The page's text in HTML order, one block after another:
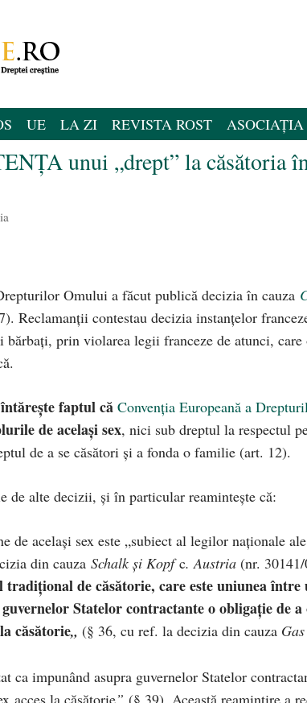
UE LA ZI REVISTA ROST ASOCIAȚIA
unui „drept” la căsătoria
Omului a făcut publică decizia în cauza
Reclamanții contestau decizia instanțelor
prin violarea legii franceze de atunci, care
faptul că Convenția Europeană a
de același sex, nici sub dreptul la respectul
de a se căsători și a fonda o familie (art. 12).
de alte decizii, și în particular reamintește că:
de același sex este „subiect al legilor naționale
din cauza Schalk și Kopfc. Austria (nr.
tradițional de căsătorie, care este uniunea
Statelor contractante o obligație de
căsătorie„ (§ 36, cu ref. la decizia din cauza
ca impunând asupra guvernelor Statelor
acces la căsătorie” (§ 39). Această reamintire a